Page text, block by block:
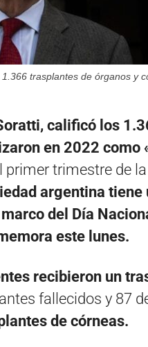
trasplantes de órganos y
calificó los
en 2022 como
primer trimestre de
argentina tiene
del Día
este lunes.
recibieron un
fallecidos y 87
de córneas.